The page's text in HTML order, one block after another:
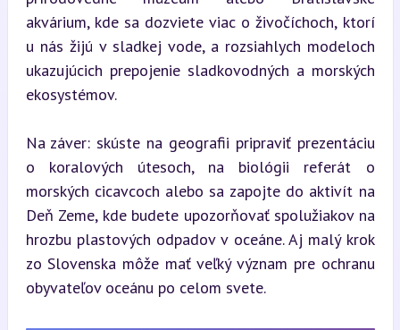
akvárium, kde sa dozviete viac o živočíchoch, ktorí
u nás žijú v sladkej vode, a rozsiahlych modeloch
ukazujúcich prepojenie sladkovodných a morských
ekosystémov.
Na záver: skúste na geografii pripraviť prezentáciu
o koralových útesoch, na biológii referát o
morských cicavcoch alebo sa zapojte do aktivít na
Deň Zeme, kde budete upozorňovať spolužiakov na
hrozbu plastových odpadov v oceáne. Aj malý krok
zo Slovenska môže mať veľký význam pre ochranu
obyvateľov oceánu po celom svete.